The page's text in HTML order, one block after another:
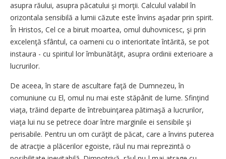
asupra răului, asupra păcatului şi morţii. Calculul valabil în
orizontala sensibilă a lumii căzute este învins aşadar prin spirit.
În Hristos, Cel ce a biruit moartea, omul duhovnicesc, şi prin
excelenţă sfântul, ca oameni cu o interioritate întărită, se pot
instaura - cu spiritul lor îmbunătăţit, asupra ordinii exterioare a
lucrurilor.
De aceea, în stare de ascultare faţă de Dumnezeu, în
comuniune cu El, omul nu mai este stăpânit de lume. Sfinţind
viaţa, trăind departe de întrebuinţarea pătimaşă a lucrurilor,
viaţa lui nu se petrece doar între marginile ei sensibile şi
perisabile. Pentru un om curăţit de păcat, care a învins puterea
de atracţie a plăcerilor egoiste, răul nu mai reprezintă o